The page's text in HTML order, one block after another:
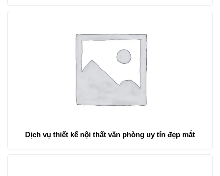
Dịch vụ thiết kế nội thất văn phòng uy tín đẹp mắt